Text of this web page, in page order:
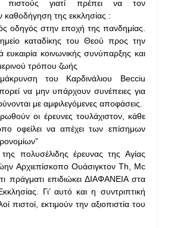
πιστούς γιατί πρέπει να τον
καθοδήγηση της εκκλησίας :
οδηγός στην εποχή της πανδημίας.
καταδίκης του Θεού προς την
κοινωνικής συνύπαρξης και
τρόπου ζωής
του Καρδινάλιου Becciu
να μην υπάρχουν συνέπειες για
με αμφιλεγόμενες αποφάσεις.
οι έρευνες τουλάχιστον, κάθε
οφείλει να απέχει των επίσημων
πολυσέλιδης έρευνας της Αγίας
Αρχιεπίσκοπο Ουάσιγκτον Th, Mc
πράγματι επιδιώκει ΔΙΑΦΑΝΕΙΑ στα
Γι’ αυτό και η συντριπτική
πιστοί, εκτιμούν την αξιοπιστία του